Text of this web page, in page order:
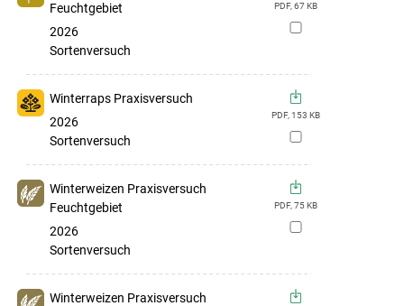
Skip to main content
Feuchtgebiet
2026
Sortenversuch
PDF,67KB
zur
Winterraps Praxisversuch
2026
Sortenversuch
PDF,153 KB
zur
Winterweizen Praxisversuch
Feuchtgebiet
2026
Sortenversuch
PDF,75KB
zur
Winterweizen Praxisversuch